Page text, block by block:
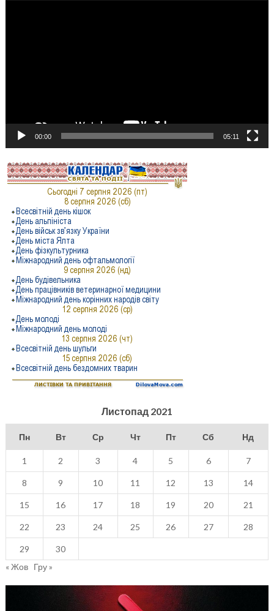
00:00 05:11
Листопад 2021
Пн Вт Ср Чт Пт Сб Нд
1 2 3 4 5 6 7
8 9 10 11 12 13 14
15 16 17 18 19 20 21
22 23 24 25 26 27 28
29
30
« Жов Гру »